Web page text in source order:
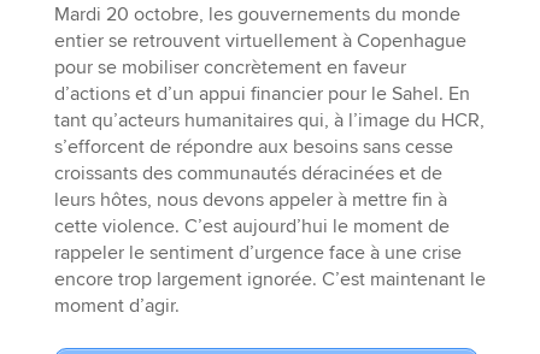
Mardi 20 octobre, les gouvernements du monde
entier se retrouvent virtuellement à Copenhague
pour se mobiliser concrètement en faveur
d’actions et d’un appui financier pour le Sahel. En
tant qu’acteurs humanitaires qui, à l’image du HCR,
s’efforcent de répondre aux besoins sans cesse
croissants des communautés déracinées et de
leurs hôtes, nous devons appeler à mettre fin à
cette violence. C’est aujourd’hui le moment de
rappeler le sentiment d’urgence face à une crise
encore trop largement ignorée. C’est maintenant le
moment d’agir.